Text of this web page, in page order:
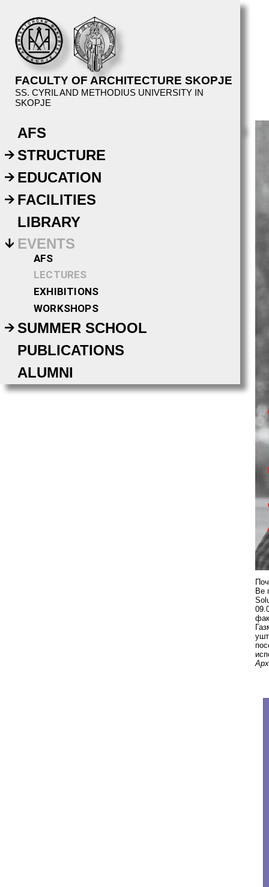
FACULTY OF ARCHITECTURE SKOPJE
SS. CYRIL AND METHODIUS UNIVERSITY IN
SKOPJE
AFS
STRUCTURE
EDUCATION
FACILITIES
LIBRARY
EVENTS
AFS
LECTURES
EXHIBITIONS
WORKSHOPS
SUMMER SCHOOL
PUBLICATIONS
ALUMNI
Ве